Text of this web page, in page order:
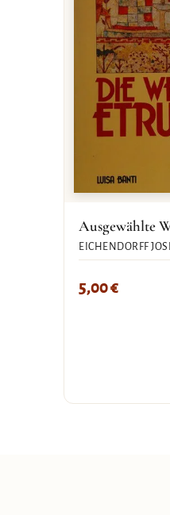
Ausgewählte
EICHENDORFF
5,00€